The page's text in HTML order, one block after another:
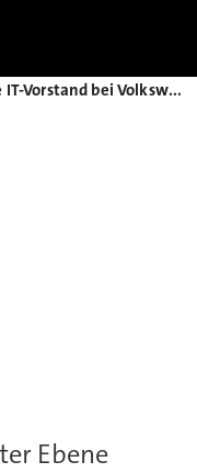
Katrin Suder könnte IT-Vorstand bei Volkswagen werden
Ebene